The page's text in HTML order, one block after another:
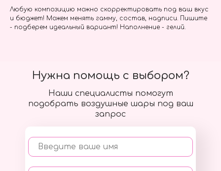
Любую композицию можно скорректировать под ваш вкус
и бюджет! Можем менять гамму, состав, надписи. Пишите
- подберем идеальный вариант! Наполнение - гелий.
Наши специалисты помогут
подобрать воздушные шары под ваш
запрос
Введите ваше имя
Нужна помощь с выбором?